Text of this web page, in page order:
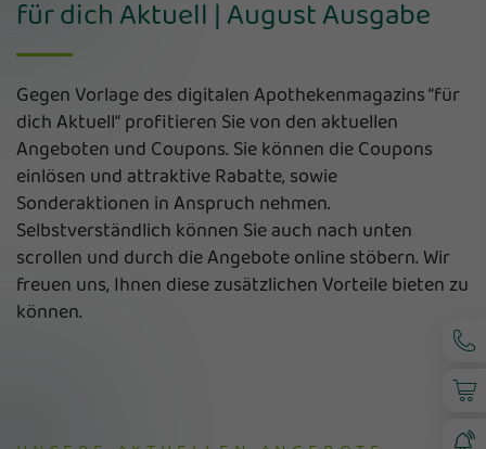
für dich Aktuell | August Ausgabe
Gegen Vorlage des digitalen Apothekenmagazins “für
dich Aktuell“ profitieren Sie von den aktuellen
Angeboten und Coupons. Sie können die Coupons
einlösen und attraktive Rabatte, sowie
Sonderaktionen in Anspruch nehmen.
Selbstverständlich können Sie auch nach unten
scrollen und durch die Angebote online stöbern. Wir
freuen uns, Ihnen diese zusätzlichen Vorteile bieten zu
können.